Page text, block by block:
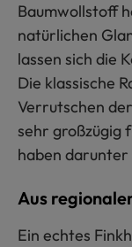
Baumwollstoff
natürlichen
lassen sich die
Die klassische
Verrutschen
sehr großzügig
haben darunter
Aus
Ein echtes